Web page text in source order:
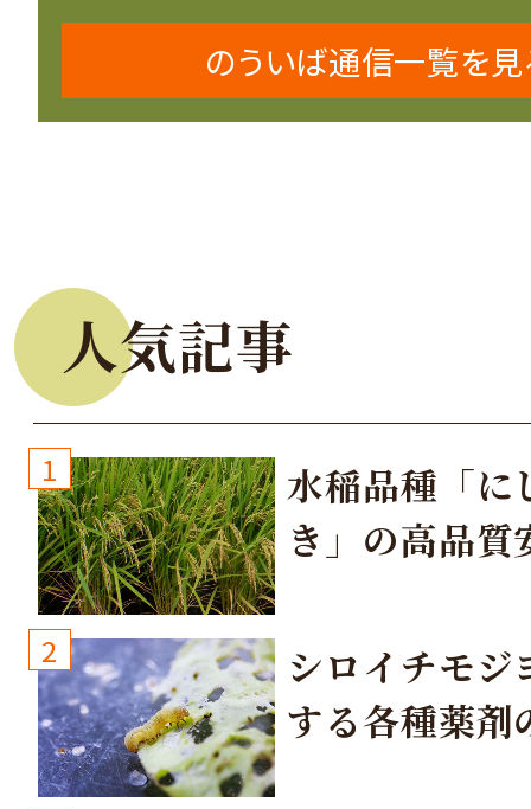
のういば通信一覧を
人気記事
1
水稲品種「に
き」の高品質
2
シロイチモジ
する各種薬剤